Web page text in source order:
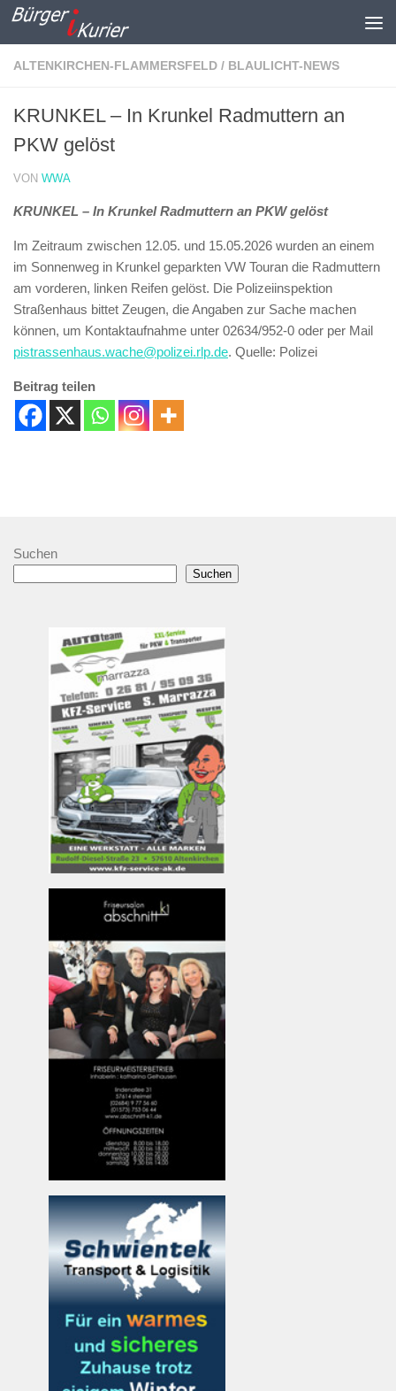
Zum Inhalt springen
ALTENKIRCHEN-FLAMMERSFELD / BLAULICHT-NEWS
KRUNKEL – In Krunkel Radmuttern an
PKW gelöst
VON WWA
KRUNKEL – In Krunkel Radmuttern an PKW gelöst
Im Zeitraum zwischen 12.05. und 15.05.2026 wurden an einem
im Sonnenweg in Krunkel geparkten VW Touran die Radmuttern
am vorderen, linken Reifen gelöst. Die Polizeiinspektion
Straßenhaus bittet Zeugen, die Angaben zur Sache machen
können, um Kontaktaufnahme unter 02634/952-0 oder per Mail
pistrassenhaus.wache@polizei.rlp.de. Quelle: Polizei
Beitrag teilen
Suchen
Suchen